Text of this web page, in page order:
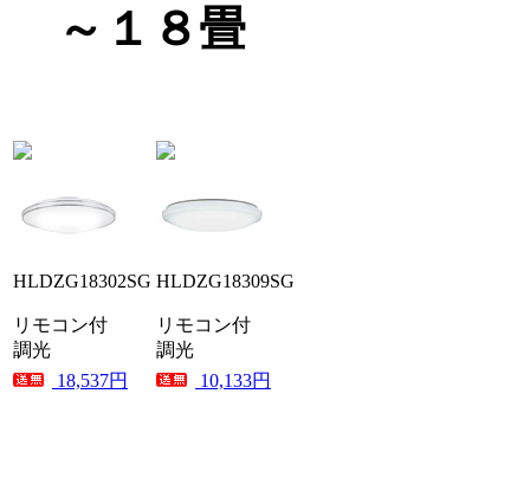
～１８畳
HLDZG18302SG
リモコン付
調光
18,537円
HLDZG18309SG
リモコン付
調光
10,133円